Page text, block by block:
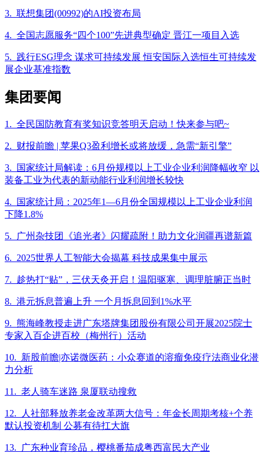
3. 联想集团(00992)的AI投资布局
4. 全国志愿服务“四个100”先进典型确定 晋江一项目入选
5. 践行ESG理念 谋求可持续发展 恒安国际入选恒生可持续发
展企业基准指数
集团要闻
1. 全民国防教育有奖知识竞答明天启动！快来参与吧~
2. 财报前瞻 | 苹果Q3盈利增长或将放缓，急需“新引擎”
3. 国家统计局解读：6月份规模以上工业企业利润降幅收窄 以
装备工业为代表的新动能行业利润增长较快
4. 国家统计局：2025年1—6月份全国规模以上工业企业利润
下降1.8%
5. 广州杂技团《追光者》闪耀疏附！助力文化润疆再谱新篇
6. 2025世界人工智能大会揭幕 科技成果集中展示
7. 趁热打“贴”，三伏天灸开启！温阳驱寒、调理脏腑正当时
8. 港元拆息普遍上升 一个月拆息回到1%水平
9. 熊海峰教授走进广东塔牌集团股份有限公司开展2025院士
专家入百企进百校（梅州行）活动
10. 新股前瞻|亦诺微医药：小众赛道的溶瘤免疫疗法商业化潜
力分析
11. 老人骑车迷路 泉厦联动搜救
12. 人社部释放养老金改革两大信号：年金长周期考核+个养
默认投资机制 公募有待扛大旗
13. 广东种业育珍品，樱桃番茄成粤西富民大产业